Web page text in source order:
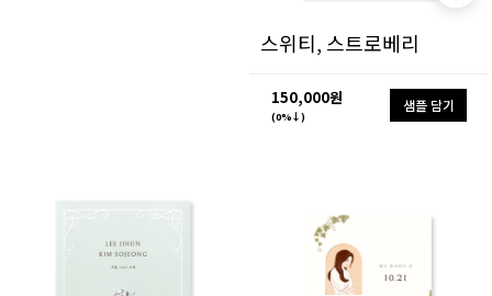
스위티, 스트로베리
150,000원
(0%↓)
샘플 담기